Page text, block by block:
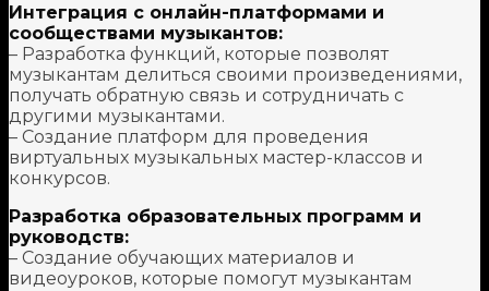
Интеграция с онлайн-платформами и
сообществами музыкантов:
– Разработка функций, которые позволят
музыкантам делиться своими произведениями,
получать обратную связь и сотрудничать с
другими музыкантами.
– Создание платформ для проведения
виртуальных музыкальных мастер-классов и
конкурсов.
Разработка образовательных программ и
руководств:
– Создание обучающих материалов и
видеоуроков, которые помогут музыкантам